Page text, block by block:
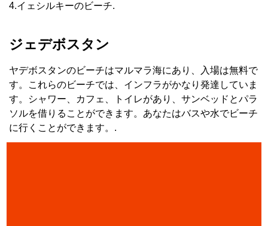
4.イェシルキーのビーチ.
ジェデボスタン
ヤデボスタンのビーチはマルマラ海にあり、入場は無料で
す。これらのビーチでは、インフラがかなり発達していま
す。シャワー、カフェ、トイレがあり、サンベッドとパラ
ソルを借りることができます。あなたはバスや水でビーチ
に行くことができます。.